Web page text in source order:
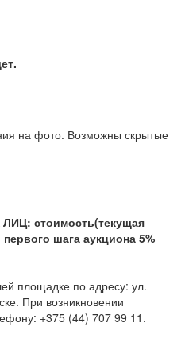
на фото. Возможны скрытые
стоимость(текущая
шага аукциона 5%
площадке по адресу: ул.
При возникновении
+375 (44) 707 99 11.